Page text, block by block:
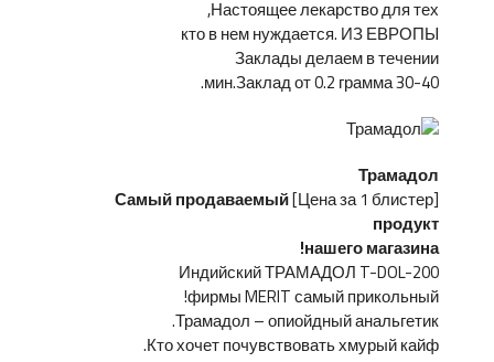
Настоящее лекарство для тех,
кто в нем нуждается. ИЗ ЕВРОПЫ
Заклады делаем в течении
30-40 мин.Заклад от 0.2 грамма.
Трамадол
[Цена за 1 блистер]
Самый продаваемый
продукт
нашего магазина!
Индийский ТРАМАДОЛ T-DOL-200
фирмы MERIT самый прикольный!
Трамадол – опиойдный анальгетик.
Кто хочет почувствовать хмурый кайф.